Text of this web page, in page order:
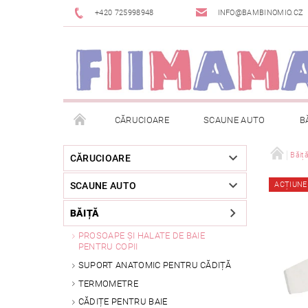
+420 725998948 INFO@BAMBINOMIO.CZ
CĂRUCIOARE SCAUNE AUTO
BRANDURI DESPACHETAT SAU DIN EXPOZIȚIE
RETURNAREA MĂRFII METODE DE PLATĂ
CĂRUCIOARE
SCAUNE AUTO
BĂIȚĂ
PROSOAPE ȘI HALATE DE BAIE
PENTRU COPII
SUPORT ANATOMIC PENTRU CĂDIȚĂ
TERMOMETRE
CĂDIȚE PENTRU BAIE
Băiță
ACȚIUNE